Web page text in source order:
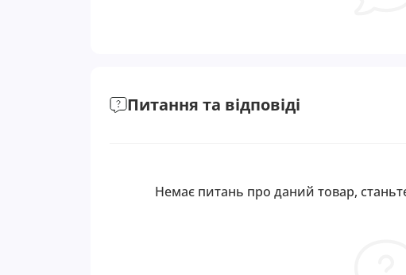
Питання та відповіді
Немає питань про даний товар,